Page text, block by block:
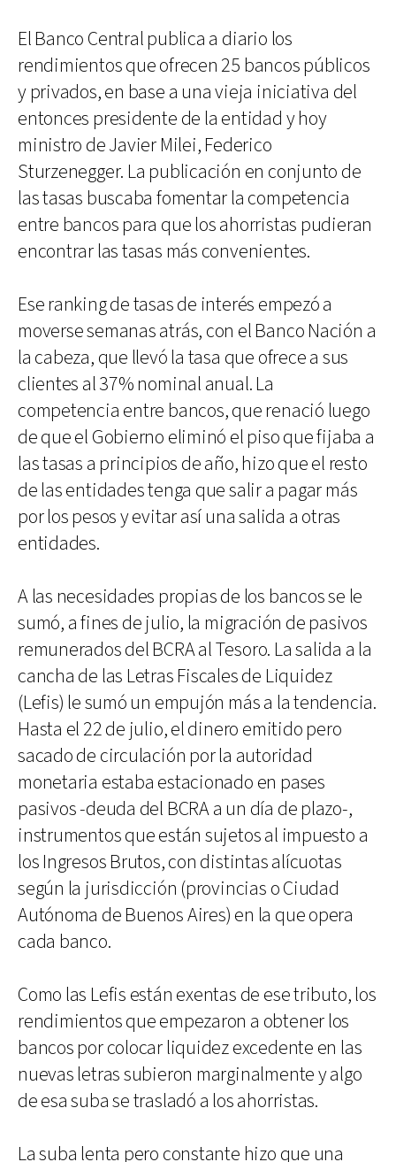
El Banco Central publica a diario los
rendimientos que ofrecen 25 bancos públicos
y privados, en base a una vieja iniciativa del
entonces presidente de la entidad y hoy
ministro de Javier Milei, Federico
Sturzenegger. La publicación en conjunto de
las tasas buscaba fomentar la competencia
entre bancos para que los ahorristas pudieran
encontrar las tasas más convenientes.
Ese ranking de tasas de interés empezó a
moverse semanas atrás, con el Banco Nación a
la cabeza, que llevó la tasa que ofrece a sus
clientes al 37% nominal anual. La
competencia entre bancos, que renació luego
de que el Gobierno eliminó el piso que fijaba a
las tasas a principios de año, hizo que el resto
de las entidades tenga que salir a pagar más
por los pesos y evitar así una salida a otras
entidades.
A las necesidades propias de los bancos se le
sumó, a fines de julio, la migración de pasivos
remunerados del BCRA al Tesoro. La salida a la
cancha de las Letras Fiscales de Liquidez
(Lefis) le sumó un empujón más a la tendencia.
Hasta el 22 de julio, el dinero emitido pero
sacado de circulación por la autoridad
monetaria estaba estacionado en pases
pasivos -deuda del BCRA a un día de plazo-,
instrumentos que están sujetos al impuesto a
los Ingresos Brutos, con distintas alícuotas
según la jurisdicción (provincias o Ciudad
Autónoma de Buenos Aires) en la que opera
cada banco.
Como las Lefis están exentas de ese tributo, los
rendimientos que empezaron a obtener los
bancos por colocar liquidez excedente en las
nuevas letras subieron marginalmente y algo
de esa suba se trasladó a los ahorristas.
La suba lenta pero constante hizo que una